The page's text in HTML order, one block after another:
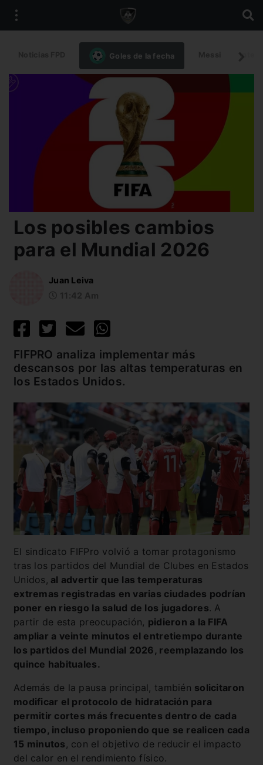
Goles de la fecha
Los posibles cambios
para el Mundial 2026
Juan Leiva
FIFPRO analiza implementar más
descansos por las altas temperaturas en
los Estados Unidos.
El sindicato FIFPro volvió a tomar protagonismo
tras los partidos del Mundial de Clubes en Estados
Unidos, al advertir que las temperaturas
extremas registradas en varias ciudades podrían
poner en riesgo la salud de los jugadores. A
partir de esta preocupación, pidieron a la FIFA
ampliar a veinte minutos el entretiempo durante
los partidos del Mundial 2026, reemplazando los
quince habituales.
Además de la pausa principal, también solicitaron
modificar el protocolo de hidratación para
permitir cortes más frecuentes dentro de cada
tiempo, incluso proponiendo que se realicen cada
15 minutos , con el objetivo de reducir el impacto
del calor en el rendimiento físico.